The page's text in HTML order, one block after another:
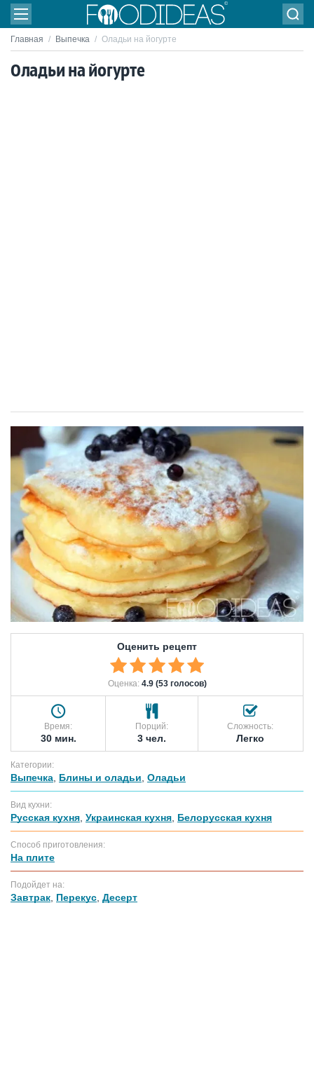
Главная / Выпечка / Оладьи на йогурте
Оладьи на йогурте
Оценить рецепт
Оценка: 4.9 (53 голосов)
Время:
30 мин.
Порций:
3 чел.
Сложность:
Легко
Категории:
Выпечка Блины и оладьи Оладьи
Вид кухни:
Русская кухня Украинская кухня Белорусская кухня
Способ приготовления:
На плите
Подойдет на:
Завтрак Перекус Десерт